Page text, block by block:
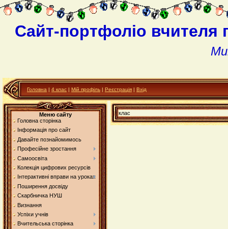
Сайт-портфоліо вчителя
Головна | 4 клас | Мій профіль | Реєстрація | Вхід
Меню сайту
Головна сторінка
Інформація про сайт
Давайте познайомимось
Професійне зростання
Самоосвіта
Колекція цифрових ресурсів
Інтерактивні вправи на уроках
Поширення досвіду
Скарбничка НУШ
Визнання
Успіхи учнів
Вчительська сторінка
клас